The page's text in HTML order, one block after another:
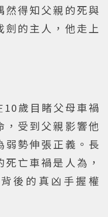
然得知父親的死與
劍的主人，他走上
歲目睹父母車禍
，受到父親影響他
弱勢伸張正義。長
亡車禍是人為，
後的真凶手握權